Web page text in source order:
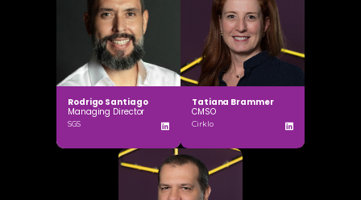
Rodrigo Santiago
Managing Director
SGS
Tatiana Brammer
CMSO
Cirklo